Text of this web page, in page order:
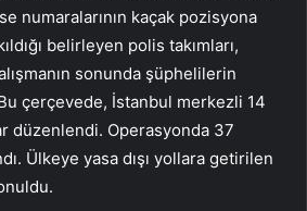
numaralarının kaçak pozisyona
belirleyen polis takımları,
sonunda şüphelilerin
çerçevede, İstanbul merkezli 14
düzenlendi. Operasyonda 37
Ülkeye yasa dışı yollara getirilen